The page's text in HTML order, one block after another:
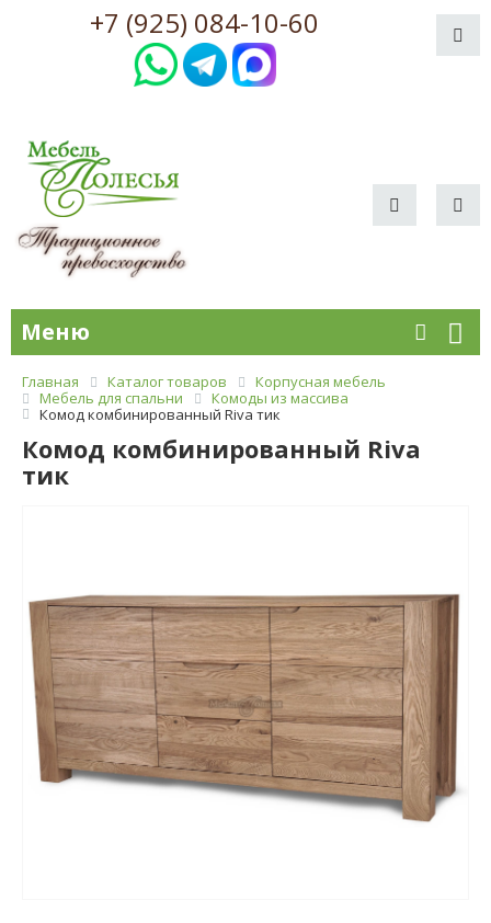
+7 (925) 084-10-60
Меню
Главная Каталог товаров
Корпусная мебель
Мебель для спальни
Комоды из массива
Комод комбинированный Riva тик
Комод комбинированный Riva
тик